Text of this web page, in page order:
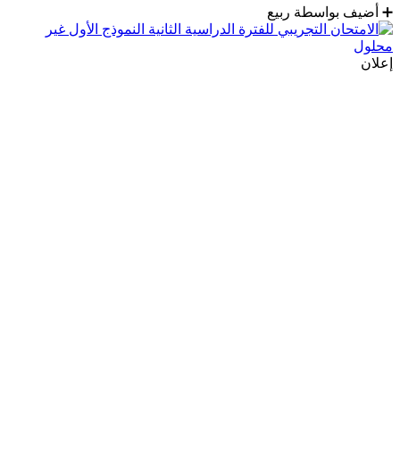
➕
أضيف بواسطة ربيع
إعلان